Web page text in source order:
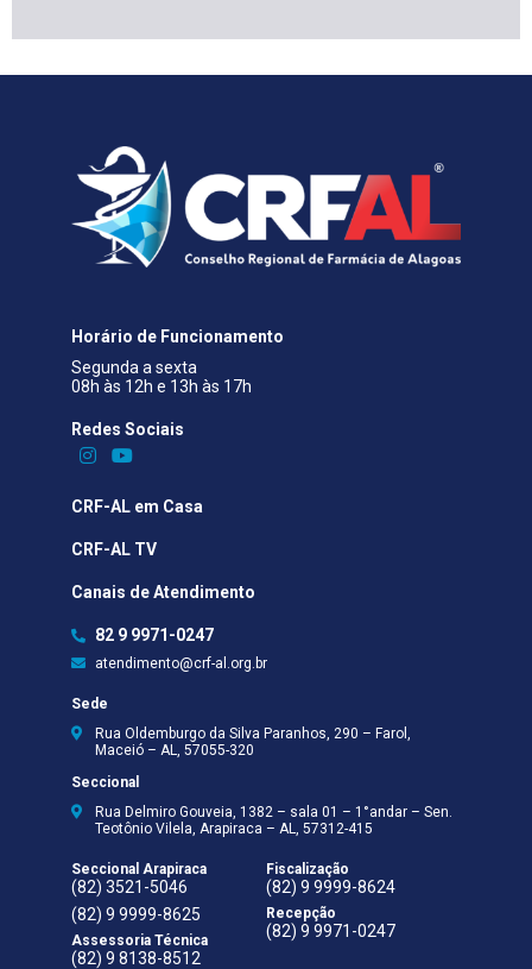
Horário de Funcionamento
Segunda a sexta
08h às 12h e 13h às 17h
Redes Sociais​
CRF-AL em Casa
CRF-AL TV
Canais de Atendimento
82 9 9971-0247
atendimento@crf-al.org.br
Sede
Rua Oldemburgo da Silva Paranhos, 290 – Farol,
Maceió – AL, 57055-320
Seccional
Rua Delmiro Gouveia, 1382 – sala 01 – 1°andar – Sen.
Teotônio Vilela, Arapiraca – AL, 57312-415
Seccional Arapiraca
(82) 3521-5046
(82) 9 9999-8625
Assessoria Técnica
(82) 9 8138-8512
Fiscalização
(82) 9 9999-8624
Recepção
(82) 9 9971-0247